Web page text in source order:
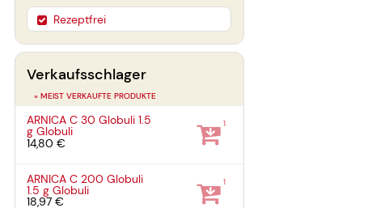
Rezeptfrei
Verkaufsschlager
» MEIST VERKAUFTE PRODUKTE
ARNICA C 30 Globuli1.5
gGlobuli
14,80 €
1
ARNICA C 200 Globuli
1.5 gGlobuli
18,97 €
1